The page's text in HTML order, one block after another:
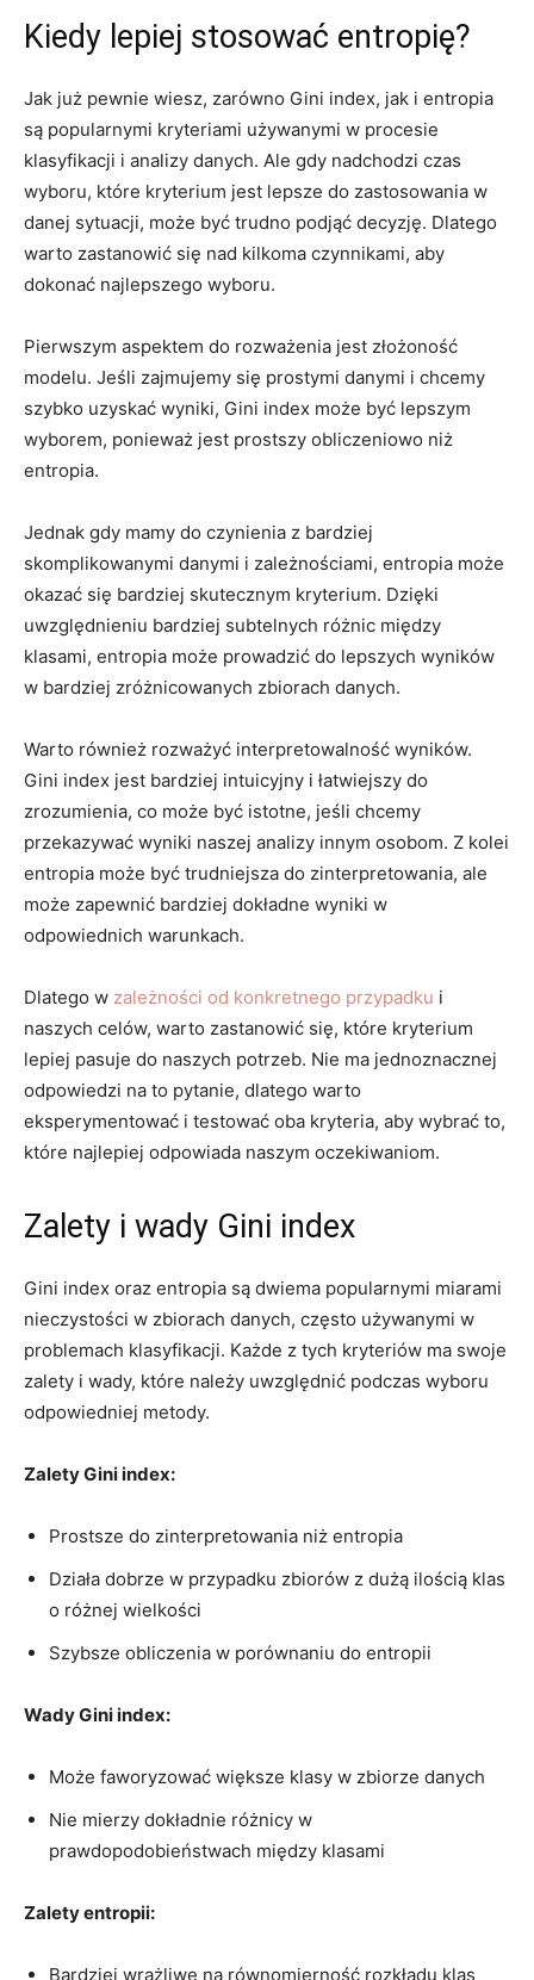
Kiedy lepiej stosować entropię?
Jak już pewnie wiesz, zarówno Gini index,‌ jak i entropia
są popularnymi kryteriami⁣ używanymi w procesie
klasyfikacji i analizy danych. Ale gdy nadchodzi czas
wyboru, które ​kryterium jest lepsze do zastosowania w
danej sytuacji, może ⁤być trudno podjąć decyzję. Dlatego
warto zastanowić się nad kilkoma czynnikami, aby
dokonać najlepszego wyboru.
Pierwszym aspektem do rozważenia jest złożoność
modelu. Jeśli zajmujemy się prostymi danymi i chcemy
szybko uzyskać wyniki, Gini index może być lepszym
wyborem, ponieważ jest prostszy obliczeniowo niż
entropia.
Jednak gdy mamy do czynienia z bardziej
skomplikowanymi danymi i zależnościami, entropia może
okazać się ‌bardziej skutecznym kryterium. Dzięki
uwzględnieniu bardziej subtelnych różnic​ między
klasami, entropia może prowadzić do lepszych wyników
w bardziej zróżnicowanych zbiorach danych.
Warto również rozważyć interpretowalność wyników.
Gini index jest bardziej intuicyjny i łatwiejszy‌ do
zrozumienia, co może być istotne, jeśli chcemy
przekazywać wyniki naszej ‌analizy innym osobom. Z kolei
entropia może być trudniejsza do zinterpretowania, ale
może zapewnić bardziej dokładne wyniki w
odpowiednich warunkach.
Dlatego w zależności od konkretnego przypadku i
naszych⁣ celów, warto zastanowić się, które kryterium
⁢lepiej pasuje do naszych potrzeb. Nie ma ⁢jednoznacznej
odpowiedzi na to pytanie, dlatego warto
eksperymentować i testować oba kryteria, ⁢aby wybrać ‍to,
które najlepiej odpowiada naszym oczekiwaniom.
Zalety i wady Gini index
Gini index oraz entropia‍ są dwiema popularnymi miarami
nieczystości w‍ zbiorach danych, często ⁤używanymi w
problemach klasyfikacji. Każde ​z tych kryteriów ma ⁣swoje
zalety i wady, ⁣które⁣ należy ⁢uwzględnić podczas wyboru
odpowiedniej metody.
Zalety ‍Gini⁤ index:
Prostsze do zinterpretowania niż entropia
Działa dobrze‌ w przypadku zbiorów z dużą ilością ⁢klas
o różnej‍ wielkości
Szybsze obliczenia w porównaniu do entropii
Wady Gini index:
Może faworyzować większe klasy w zbiorze danych
Nie mierzy dokładnie⁢ różnicy w
prawdopodobieństwach między klasami
Zalety entropii:
Bardziej wrażliwe na równomierność rozkładu klas